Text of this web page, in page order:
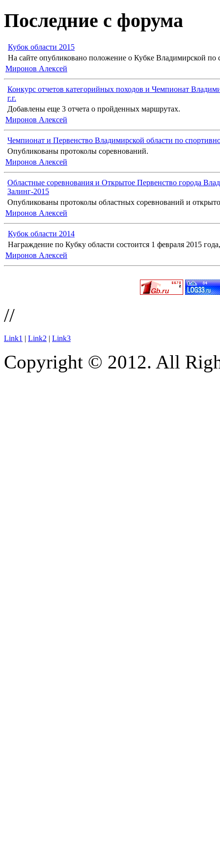
Последние с форума
Кубок области 2015
На сайте опубликовано положение о Кубке Владимирской по
Миронов Алексей
Конкурс отчетов категорийных походов и Чемпионат
г.г.
Добавлены еще 3 отчета о пройденных маршрутах.
Миронов Алексей
Чемпионат и Первенство Владимирской области по
Опубликованы протоколы соревнований.
Миронов Алексей
Областные соревнования и Открытое Первенство города
Залинг-2015
Опубликованы протоколы областных соревнований и
Миронов Алексей
Кубок области 2014
Награждение по Кубку области состоится 1 февраля 2015
Миронов Алексей
//
Link1 | Link2 | Link3
Copyright © 2012. All